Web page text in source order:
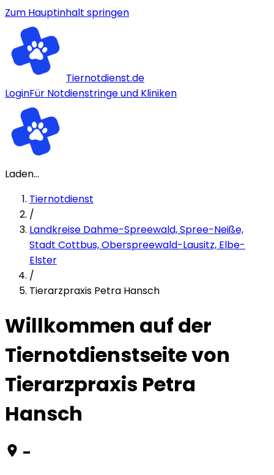
Zum Hauptinhalt springen
Tiernotdienst.de
LoginFür Notdienstringe und Kliniken
Laden...
Tiernotdienst
/
Landkreise Dahme-Spreewald, Spree-Neiße,
Stadt Cottbus, Oberspreewald-Lausitz, Elbe-
Elster
/
Tierarzpraxis Petra Hansch
Willkommen auf der
Tiernotdienstseite von
Tierarzpraxis Petra
Hansch
-